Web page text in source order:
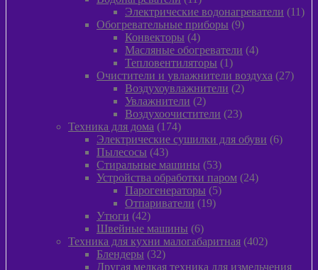
товаров
Электрические водонагреватели 1111
Обогревательные приборы 99
Конвекторы 44
товара
Масляные обогреватели 44
Тепловентиляторы 11
товар
Очистители и увлажнители воздуха 2727
Воздухоувлажнители 22
Увлажнители 22
товара
Воздухоочистители 2323
Техника для дома 174174
товара
Электрические сушилки для обуви 66
Пылесосы 4343
товара
Стиральные машины 5353
товара
Устройства обработки паром 2424
Парогенераторы 55
Отпариватели 1919
Утюги 4242
товара
Швейные машины 66
товаров
Техника для кухни малогабаритная 402402
Блендеры 3232
товара
Другая мелкая техника для измельчения